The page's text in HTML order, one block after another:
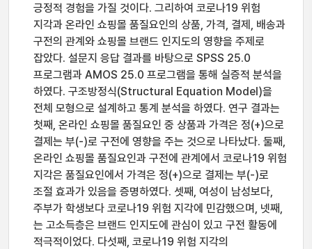
긍정적 경험을 가질 것이다. 그리하여 코로나19 위험
지각과 온라인 쇼핑몰 품질요인의 상품, 가격, 결제, 배송과
구전의 관계와 쇼핑몰 브랜드 인지도의 영향을 주제로
잡았다. 설문지 응답 결과를 바탕으로 SPSS 25.0
프로그램과 AMOS 25.0 프로그램을 통해 실증적 분석을
하였다. 구조방정식(Structural Equation Model)을
전체 모형으로 설계하고 통계 분석을 하였다. 연구 결과는
첫째, 온라인 쇼핑몰 품질요인 중 상품과 가격은 정(+)으로
결제는 부(-)로 구전에 영향을 주는 것으로 나타났다. 둘째,
온라인 쇼핑몰 품질요인과 구전에 관계에서 코로나19 위험
지각은 품질요인에서 가격은 정(+)으로 결제는 부(-)로
조절 효과가 있음을 증명하였다. 셋째, 여성이 남성보다,
주부가 학생보다 코로나19 위험 지각에 민감했으며, 넷째,
는 고소득층은 브랜드 인지도에 관심이 있고 구전 활동에
적극적이었다. 다섯째, 코로나19 위험 지각의